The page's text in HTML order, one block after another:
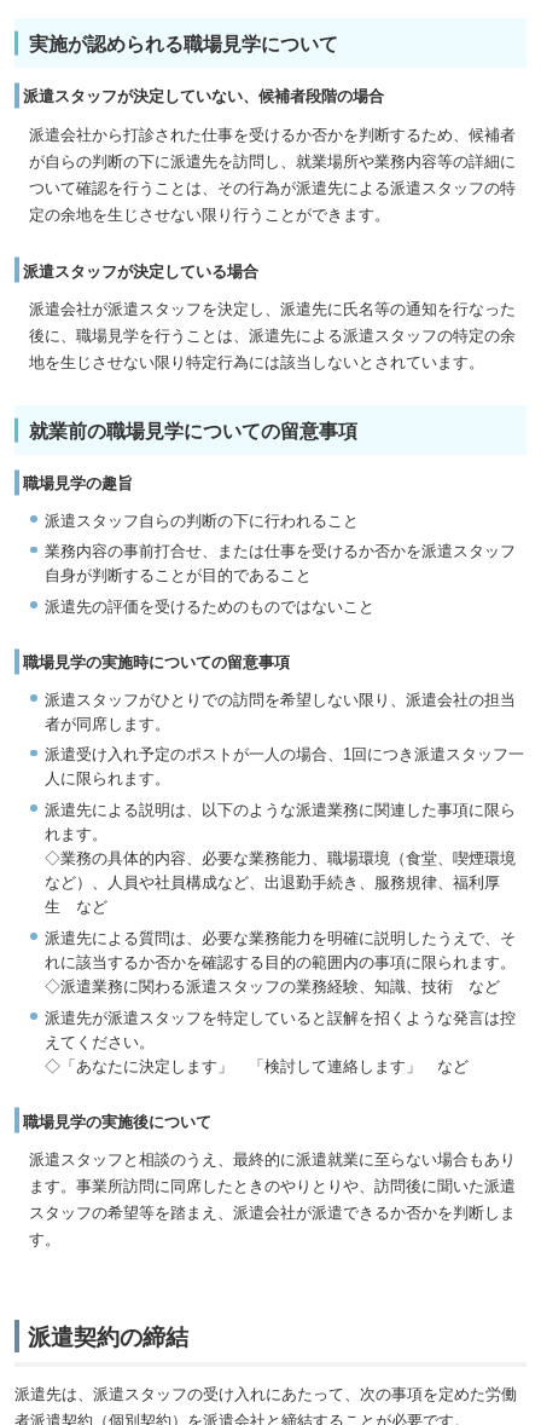
実施が認められる職場見学について
派遣スタッフが決定していない、候補者段階の場合
派遣会社から打診された仕事を受けるか否かを判断するため、候補者
が自らの判断の下に派遣先を訪問し、就業場所や業務内容等の詳細に
ついて確認を行うことは、その行為が派遣先による派遣スタッフの特
定の余地を生じさせない限り行うことができます。
派遣スタッフが決定している場合
派遣会社が派遣スタッフを決定し、派遣先に氏名等の通知を行なった
後に、職場見学を行うことは、派遣先による派遣スタッフの特定の余
地を生じさせない限り特定行為には該当しないとされています。
就業前の職場見学についての留意事項
職場見学の趣旨
派遣スタッフ自らの判断の下に行われること
業務内容の事前打合せ、または仕事を受けるか否かを派遣スタッフ
自身が判断することが目的であること
派遣先の評価を受けるためのものではないこと
職場見学の実施時についての留意事項
派遣スタッフがひとりでの訪問を希望しない限り、派遣会社の担当
者が同席します。
派遣受け入れ予定のポストが一人の場合、1回につき派遣スタッフ一
人に限られます。
派遣先による説明は、以下のような派遣業務に関連した事項に限ら
れます。
◇業務の具体的内容、必要な業務能力、職場環境（食堂、喫煙環境
など）、人員や社員構成など、出退勤手続き、服務規律、福利厚
生 など
派遣先による質問は、必要な業務能力を明確に説明したうえで、そ
れに該当するか否かを確認する目的の範囲内の事項に限られます。
◇派遣業務に関わる派遣スタッフの業務経験、知識、技術 など
派遣先が派遣スタッフを特定していると誤解を招くような発言は控
えてください。
◇「あなたに決定します」 「検討して連絡します」 など
職場見学の実施後について
派遣スタッフと相談のうえ、最終的に派遣就業に至らない場合もあり
ます。事業所訪問に同席したときのやりとりや、訪問後に聞いた派遣
スタッフの希望等を踏まえ、派遣会社が派遣できるか否かを判断しま
す。
派遣契約の締結
派遣先は、派遣スタッフの受け入れにあたって、次の事項を定めた労働
者派遣契約（個別契約）を派遣会社と締結することが必要です。